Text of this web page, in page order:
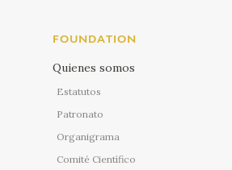
FOUNDATION
Quienes somos
Estatutos
Patronato
Organigrama
Comité Científico